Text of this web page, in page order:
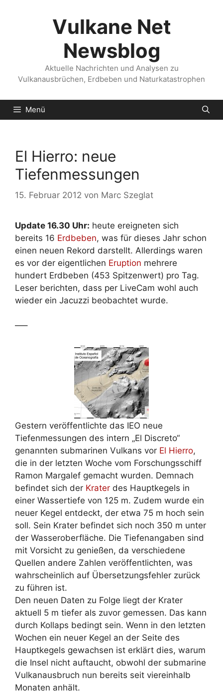
Vulkane Net
Newsblog
Aktuelle Nachrichten und Analysen zu
Vulkanausbrüchen, Erdbeben und Naturkatastrophen
Menü
El Hierro: neue
Tiefenmessungen
15. Februar 2012 von Marc Szeglat
Update 16.30 Uhr: heute ereigneten sich
bereits 16 Erdbeben, was für dieses Jahr schon
einen neuen Rekord darstellt. Allerdings waren
es vor der eigentlichen Eruption mehrere
hundert Erdbeben (453 Spitzenwert) pro Tag.
Leser berichten, dass per LiveCam wohl auch
wieder ein Jacuzzi beobachtet wurde.
—–
Gestern veröffentlichte das IEO neue
Tiefenmessungen des intern „El Discreto“
genannten submarinen Vulkans vor El Hierro,
die in der letzten Woche vom Forschungsschiff
Ramon Margalef gemacht wurden. Demnach
befindet sich der Krater des Hauptkegels in
einer Wassertiefe von 125 m. Zudem wurde ein
neuer Kegel entdeckt, der etwa 75 m hoch sein
soll. Sein Krater befindet sich noch 350 m unter
der Wasseroberfläche. Die Tiefenangaben sind
mit Vorsicht zu genießen, da verschiedene
Quellen andere Zahlen veröffentlichten, was
wahrscheinlich auf Übersetzungsfehler zurück
zu führen ist.
Den neuen Daten zu Folge liegt der Krater
aktuell 5 m tiefer als zuvor gemessen. Das kann
durch Kollaps bedingt sein. Wenn in den letzten
Wochen ein neuer Kegel an der Seite des
Hauptkegels gewachsen ist erklärt dies, warum
die Insel nicht auftaucht, obwohl der submarine
Vulkanausbruch nun bereits seit viereinhalb
Monaten anhält.